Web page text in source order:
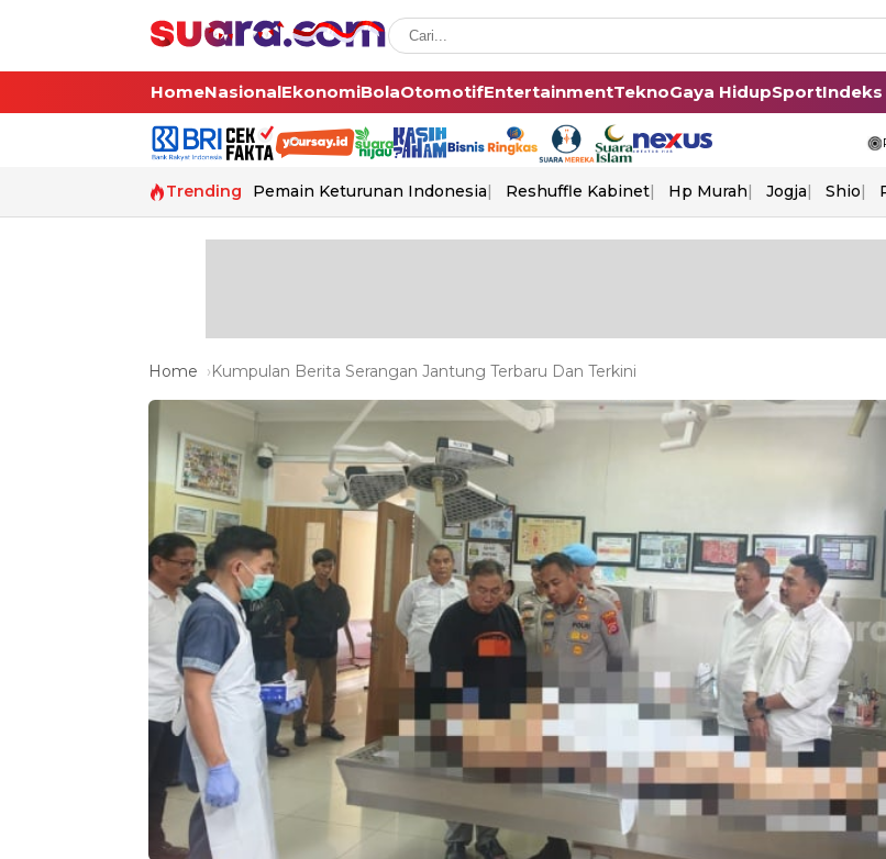
HomeNasionalEkonomiBolaOtomotifEntertainmentTeknoGaya HidupSportIndeks
Trending Pemain Keturunan Indonesia Reshuffle Kabinet Hp Murah Jogja Shio
Home Kumpulan Berita Serangan Jantung Terbaru Dan Terkini